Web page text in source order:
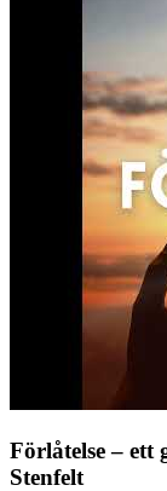
Förlåtelse – ett
Stenfelt